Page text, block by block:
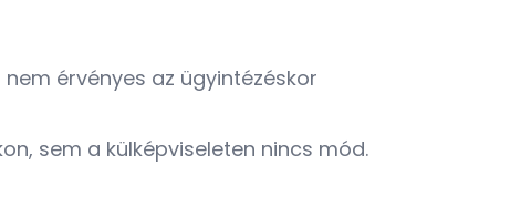
érvényes az ügyintézéskor
sem a külképviseleten nincs mód.